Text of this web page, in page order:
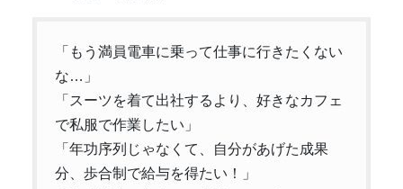
「もう満員電車に乗って仕事に行きたくない
な…」
「スーツを着て出社するより、好きなカフェ
で私服で作業したい」
「年功序列じゃなくて、自分があげた成果
分、歩合制で給与を得たい！」